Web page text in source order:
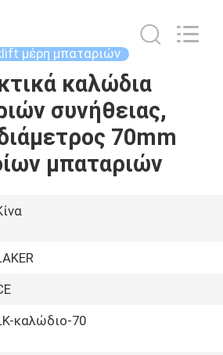
μέρη μπαταριών
καλώδια
συνήθειας,
70mm
μπαταριών
καλώδιο-70